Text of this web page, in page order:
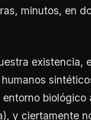
minutos, en
existencia,
biológico
y ciertamente